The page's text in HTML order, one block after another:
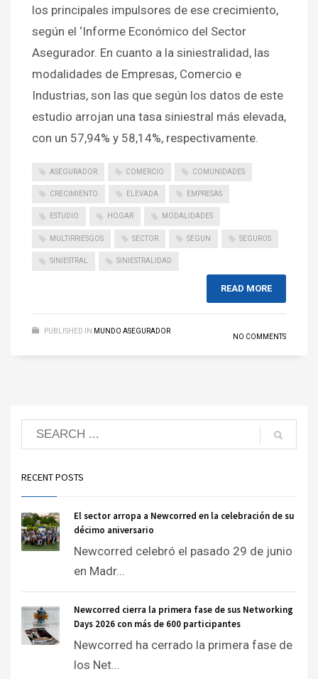
los principales impulsores de ese crecimiento,
según el ‘Informe Económico del Sector
Asegurador. En cuanto a la siniestralidad, las
modalidades de Empresas, Comercio e
Industrias, son las que según los datos de este
estudio arrojan una tasa siniestral más elevada,
con un 57,94% y 58,14%, respectivamente.
ASEGURADOR COMERCIO COMUNIDADES
CRECIMIENTO ELEVADA EMPRESAS
ESTUDIO HOGAR MODALIDADES
MULTIRRIESGOS SECTOR SEGUN SEGUROS
SINIESTRAL SINIESTRALIDAD
READ MORE
PUBLISHED IN MUNDO ASEGURADOR
NO COMMENTS
RECENT POSTS
El sector arropa a Newcorred en la celebración de su
décimo aniversario
Newcorred celebró el pasado 29 de junio
en Madr...
Newcorred cierra la primera fase de sus Networking
Days 2026 con más de 600 participantes
Newcorred ha cerrado la primera fase de
los Net...